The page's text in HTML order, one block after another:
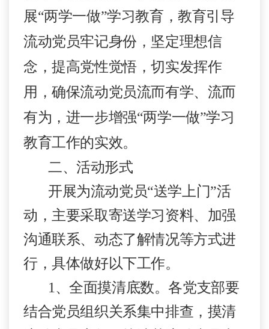
展“两学一做”学习教育，教育引导
流动党员牢记身份，坚定理想信
念，提高党性觉悟，切实发挥作
用，确保流动党员流而有学、流而
有为，进一步增强“两学一做”学习
教育工作的实效。
二、活动形式
开展为流动党员“送学上门”活
动，主要采取寄送学习资料、加强
沟通联系、动态了解情况等方式进
行，具体做好以下工作。
1 、全面摸清底数。各党支部要
结合党员组织关系集中排查，摸清